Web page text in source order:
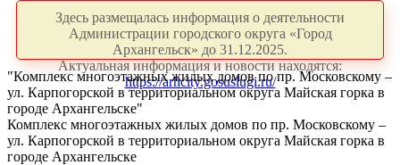
Здесь размещалась информация о деятельности
Администрации городского округа «Город
Архангельск» до 31.12.2025.
Актуальная информация и новости находятся:
https://arhcity.gosuslugi.ru/
"Комплекс многоэтажных жилых домов по пр. Московскому –
ул. Карпогорской в территориальном округа Майская горка в
городе Архангельске"
Комплекс многоэтажных жилых домов по пр. Московскому –
ул. Карпогорской в территориальном округа Майская горка в
городе Архангельске